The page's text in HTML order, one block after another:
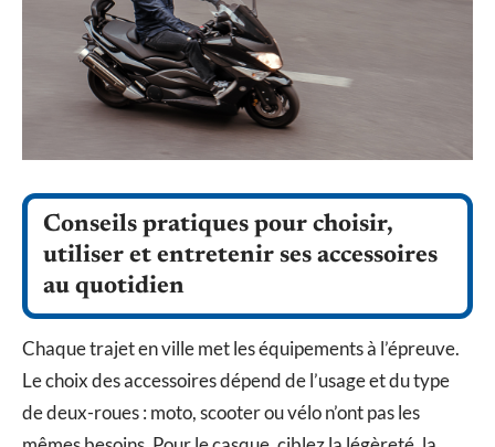
Conseils pratiques pour choisir,
utiliser et entretenir ses accessoires
au quotidien
Chaque trajet en ville met les équipements à l’épreuve.
Le choix des accessoires dépend de l’usage et du type
de deux-roues : moto, scooter ou vélo n’ont pas les